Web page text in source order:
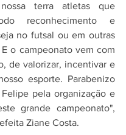
terra atletas que
reconhecimento e
no futsal ou em outras
o campeonato vem com
de valorizar, incentivar e
esporte. Parabenizo
pela organização e
grande campeonato",
Ziane Costa.